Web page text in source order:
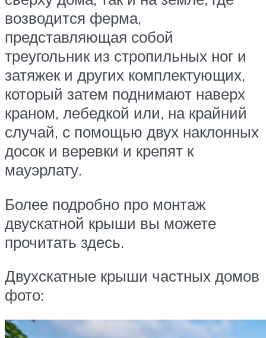
возводится ферма,
представляющая собой
треугольник из стропильных ног и
затяжек и других комплектующих,
который затем поднимают наверх
краном, лебедкой или, на крайний
случай, с помощью двух наклонных
досок и веревки и крепят к
мауэрлату.
Более подробно про монтаж
двускатной крыши вы можете
прочитать здесь.
Двухскатные крыши частных домов
фото: